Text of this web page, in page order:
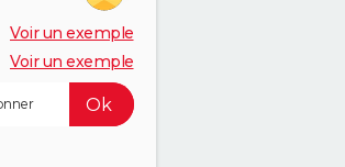
Voir un exemple
Voir un exemple